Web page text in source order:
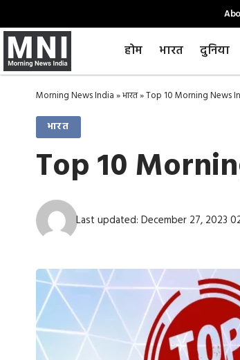
होम भारत दुनिया
Morning News India»भारत»Top 10 Morning News
भारत
Top 10
Last updated: December 27, 2023